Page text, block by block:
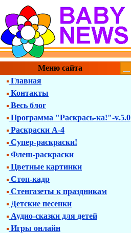
Меню сайта
Главная
Контакты
Весь блог
Программа "Раскрась-ка!"-v.5.0
Раскраски А-4
Супер-раскраски!
Флеш-раскраски
Цветные картинки
Стоп-кадр
Стенгазеты к праздникам
Детские песенки
Аудио-сказки для детей
Игры онлайн